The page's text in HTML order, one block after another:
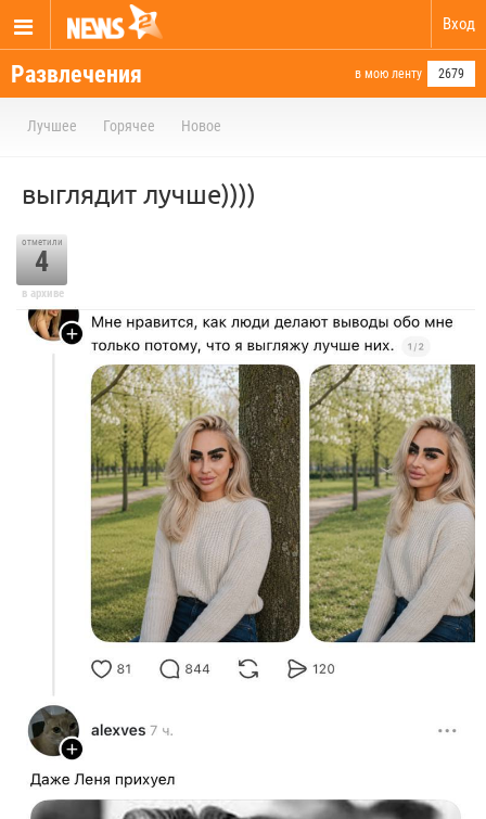
Вход
Развлечения в мою ленту 2679
Лучшее Горячее Новое
выглядит лучше))))
отметили
4
в архиве